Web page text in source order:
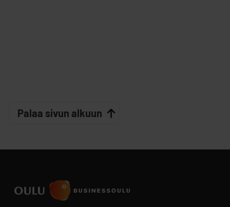
Palaa sivun alkuun